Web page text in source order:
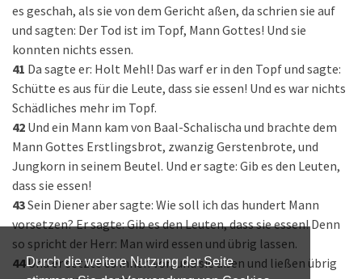
Durch die weitere Nutzung der Seite
es geschah, als sie von dem Gericht aßen, da schrien sie auf
und sagten: Der Tod ist im Topf, Mann Gottes! Und sie
konnten nichts essen.
41 Da sagte er: Holt Mehl! Das warf er in den Topf und sagte:
Schütte es aus für die Leute, dass sie essen! Und es war nichts
Schädliches mehr im Topf.
42 Und ein Mann kam von Baal-Schalischa und brachte dem
Mann Gottes Erstlingsbrot, zwanzig Gerstenbrote, und
Jungkorn in seinem Beutel. Und er sagte: Gib es den Leuten,
dass sie essen!
43Sein Diener aber sagte: Wie soll ich das hundert Mann
vorsetzen? Er sagte: Gib es den Leuten, dass sie essen! Denn
so spricht der Herr: Man wird essen und übrig lassen.
44Und er setzte es ihnen vor; und sie aßen und ließen übrig